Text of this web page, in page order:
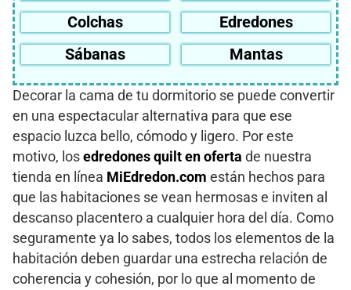
Colchas
Edredones
Sábanas
Mantas
Decorar la cama de tu dormitorio se puede convertir
en una espectacular alternativa para que ese
espacio luzca bello, cómodo y ligero. Por este
motivo, los edredones quilt en oferta de nuestra
tienda en línea MiEdredon.com están hechos para
que las habitaciones se vean hermosas e inviten al
descanso placentero a cualquier hora del día. Como
seguramente ya lo sabes, todos los elementos de la
habitación deben guardar una estrecha relación de
coherencia y cohesión, por lo que al momento de